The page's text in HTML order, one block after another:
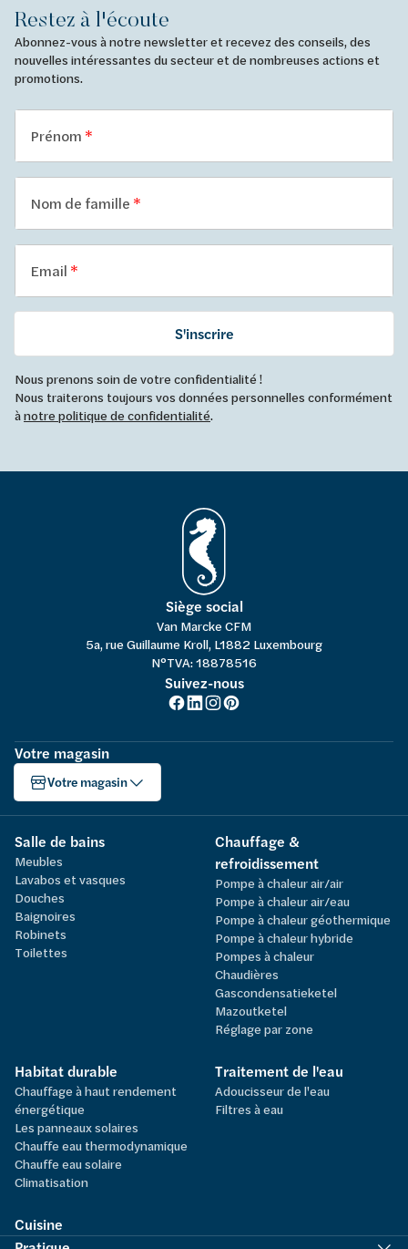
Restez à l'écoute
Abonnez-vous à notre newsletter et recevez des conseils, des
nouvelles intéressantes du secteur et de nombreuses actions et
promotions.
Prénom
Nom de famille
Email
S'inscrire
Nous prenons soin de votre confidentialité !
Nous traiterons toujours vos données personnelles conformément
ànotre politique de confidentialité.
Siège social
Van Marcke CFM
5a, rue Guillaume Kroll, L1882 Luxembourg
N°TVA: 18878516
Suivez-nous
Votre magasin
Votre magasin
Salle de bains
Meubles
Lavabos et vasques
Douches
Baignoires
Robinets
Toilettes
Chauffage &
refroidissement
Pompe à chaleur air/air
Pompe à chaleur air/eau
Pompe à chaleur géothermique
Pompe à chaleur hybride
Pompes à chaleur
Chaudières
Gascondensatieketel
Mazoutketel
Réglage par zone
Habitat durable
Chauffage à haut rendement
énergétique
Les panneaux solaires
Chauffe eau thermodynamique
Chauffe eau solaire
Climatisation
Traitement de l'eau
Adoucisseur de l'eau
Filtres à eau
Cuisine